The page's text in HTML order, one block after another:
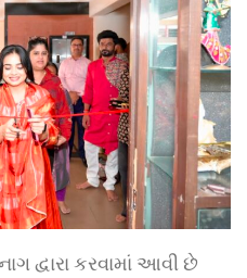
દ્વારા કરવામાં આવી છે